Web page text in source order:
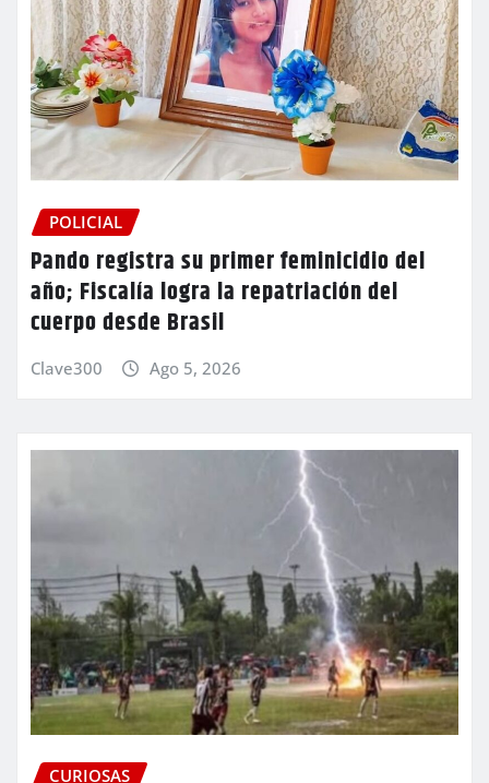
POLICIAL
Pando registra su primer feminicidio del
año; Fiscalía logra la repatriación del
cuerpo desde Brasil
Clave300 Ago 5, 2026
CURIOSAS